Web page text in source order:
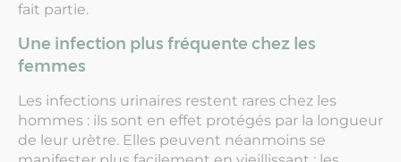
fait partie.
Une infection plus fréquente chez les
femmes
Les infections urinaires restent rares chez les
hommes : ils sont en effet protégés par la longueur
de leur urètre. Elles peuvent néanmoins se